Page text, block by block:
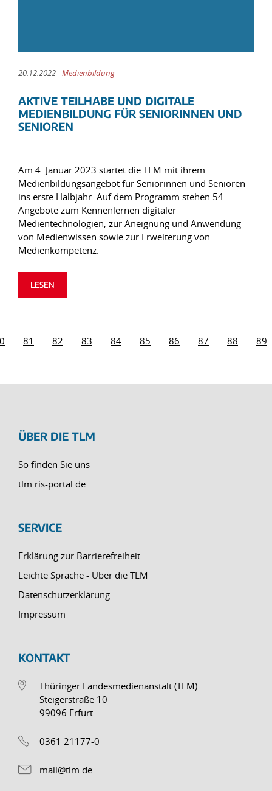
20.12.2022 -Medienbildung
AKTIVE TEILHABE UND DIGITALE
MEDIENBILDUNG FÜR SENIORINNEN UND
SENIOREN
Am 4. Januar 2023 startet die TLM mit ihrem
Medienbildungsangebot für Seniorinnen und Senioren
ins erste Halbjahr. Auf dem Programm stehen 54
Angebote zum Kennenlernen digitaler
Medientechnologien, zur Aneignung und Anwendung
von Medienwissen sowie zur Erweiterung von
Medienkompetenz.
LESEN
81 82 83 84 85 86 87 88 89
ÜBER DIE TLM
So finden Sie uns
tlm.ris-portal.de
SERVICE
Erklärung zur Barrierefreiheit
Leichte Sprache - Über die TLM
Datenschutzerklärung
Impressum
KONTAKT
Thüringer Landesmedienanstalt (TLM)
Steigerstraße 10
99096 Erfurt
0361 21177-0
mail@tlm.de